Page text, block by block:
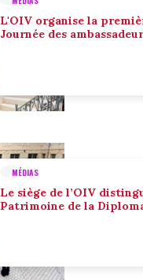
L'OIV organise la
Journée des
MÉDIAS
Le siège de l’OIV
Patrimoine de la